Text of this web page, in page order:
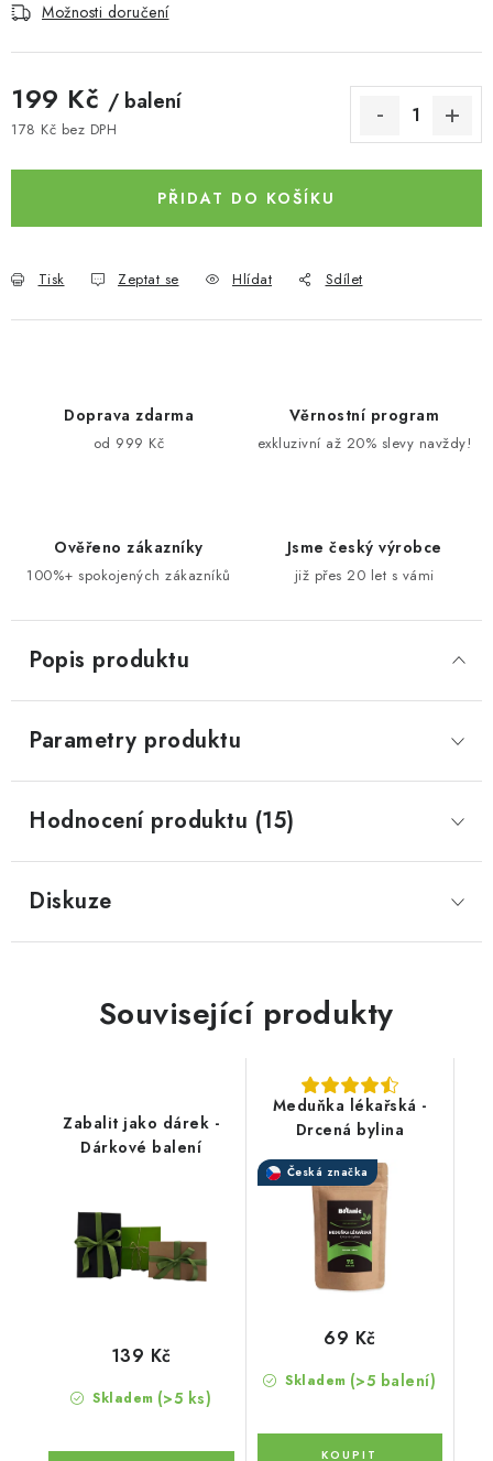
Možnosti doručení
199 Kč / balení
178 Kč bez DPH
PŘIDAT DO KOŠÍKU
Tisk Zeptat se Hlídat Sdílet
Doprava zdarma
od 999 Kč
Věrnostní program
exkluzivní až 20% slevy navždy!
Ověřeno zákazníky
100%+ spokojených zákazníků
Jsme český výrobce
již přes 20 let s vámi
Popis produktu
Parametry produktu
Hodnocení produktu (15)
Diskuze
Související produkty
Zabalit jako dárek -
Dárkové balení
Skladem (>5 ks)
139 Kč
Meduňka lékařská -
Drcená bylina
Česká značka
Skladem (>5 balení)
69 Kč